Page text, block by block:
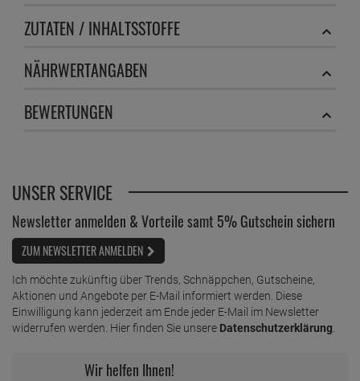
ZUTATEN / INHALTSSTOFFE
NÄHRWERTANGABEN
BEWERTUNGEN
UNSER SERVICE
Newsletter anmelden & Vorteile samt 5% Gutschein sichern
ZUM NEWSLETTER ANMELDEN
Ich möchte zukünftig über Trends, Schnäppchen, Gutscheine,
Aktionen und Angebote per E-Mail informiert werden. Diese
Einwilligung kann jederzeit am Ende jeder E-Mail im Newsletter
widerrufen werden. Hier finden Sie unsere Datenschutzerklärung
Wir helfen Ihnen!